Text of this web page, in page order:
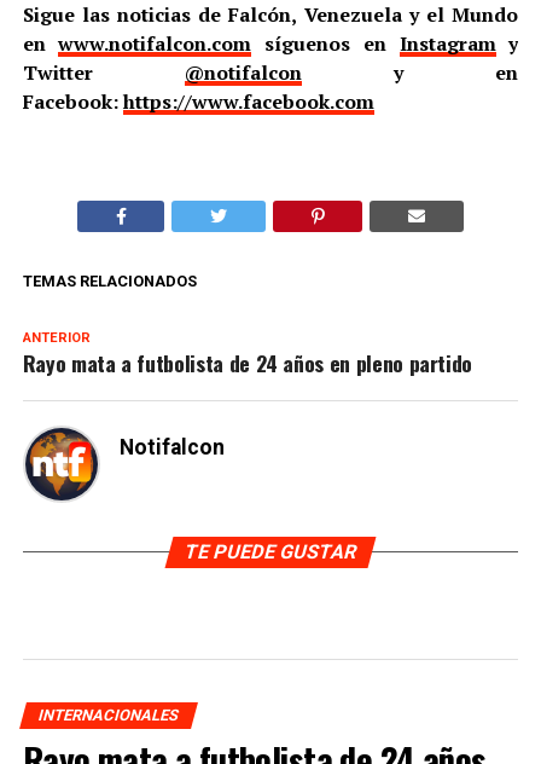
Sigue las noticias de Falcón, Venezuela y el Mundo
enwww.notifalcon.com síguenos en Instagramy
Twitter @notifalcony en
Facebook:https://www.facebook.com
TEMAS RELACIONADOS
ANTERIOR
Rayo mata a futbolista de 24 años en pleno partido
Notifalcon
TE PUEDE GUSTAR
INTERNACIONALES